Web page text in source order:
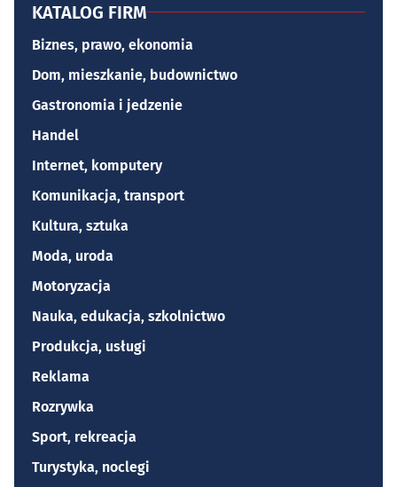
KATALOG FIRM
Biznes, prawo, ekonomia
Dom, mieszkanie, budownictwo
Gastronomia i jedzenie
Handel
Internet, komputery
Komunikacja, transport
Kultura, sztuka
Moda, uroda
Motoryzacja
Nauka, edukacja, szkolnictwo
Produkcja, usługi
Reklama
Rozrywka
Sport, rekreacja
Turystyka, noclegi